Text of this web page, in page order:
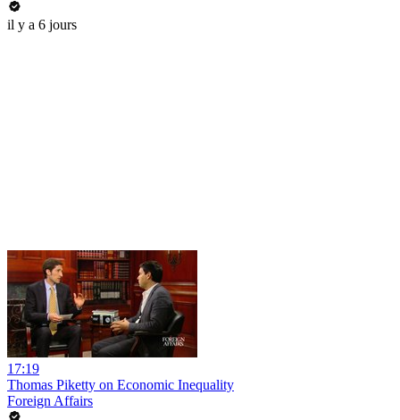
il y a 6 jours
17:19
Thomas Piketty on Economic Inequality
Foreign Affairs